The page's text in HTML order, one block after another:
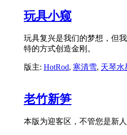
玩具小窥
玩具复兴是我们的梦想，但
特的方式创造金刚。
版主: HotRod, 寒清雪, 天琴水
老竹新笋
本版为迎客区，不管您是新